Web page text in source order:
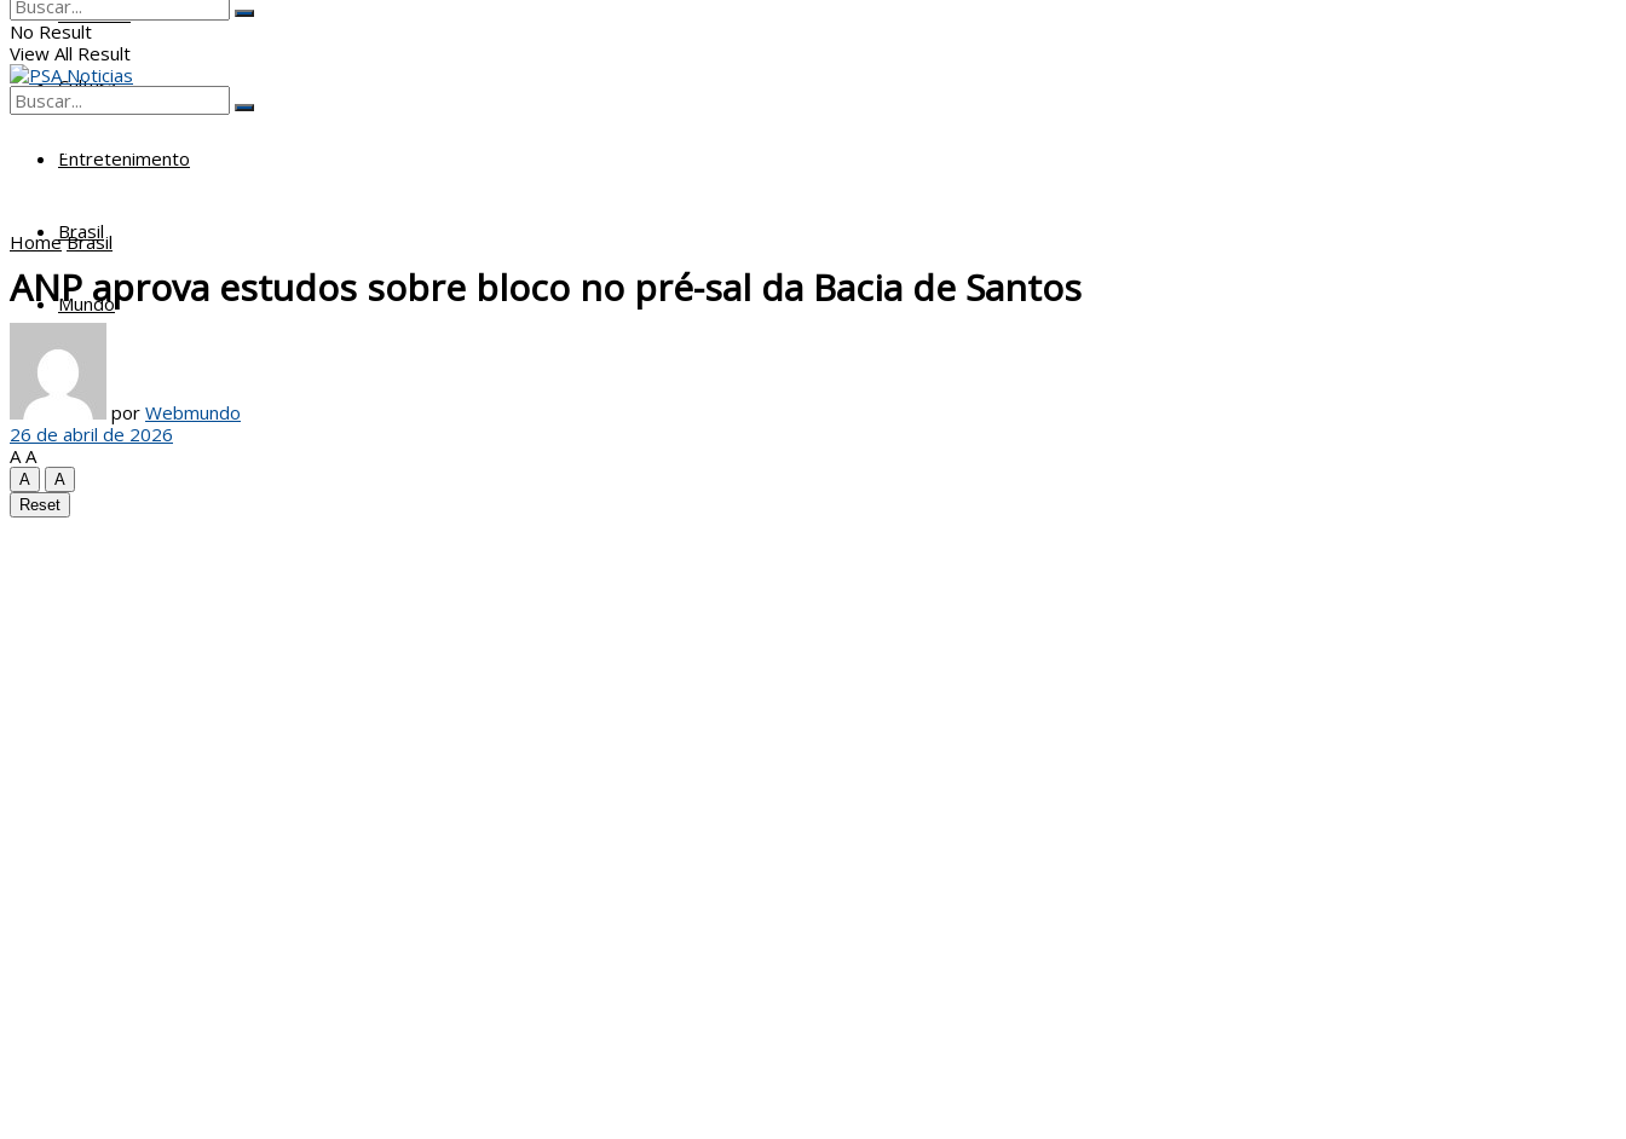
Poderes
Cultura
Entretenimento
Brasil
Mundo
No Result
View All Result
View All Result
Home Brasil
ANP aprova estudos sobre bloco no pré-sal da Bacia de Santos
por Webmundo
26 de abril de 2026
A A
A
A
Reset